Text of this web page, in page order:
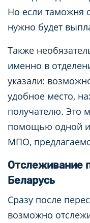
Но если таможня
нужно будет
Также
именно в
указали:
удобное место,
получателю. Это
помощью одной
МПО,
Отслеживание
Беларусь
Сразу после
возможно